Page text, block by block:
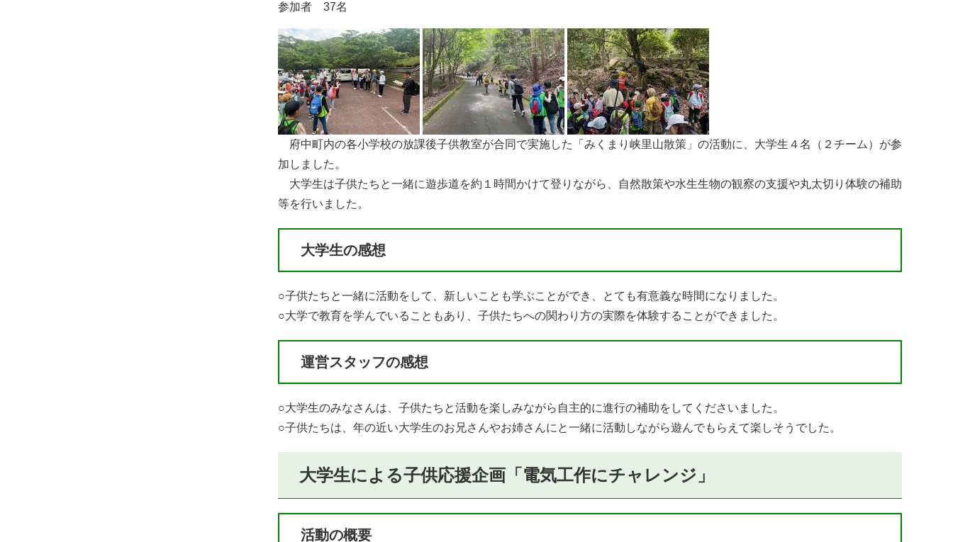
参加者 37名
府中町内の各小学校の放課後子供教室が合同で実施した「みくまり峡里山散策」の活動に、大学生４名（２チーム）が参
加しました。
大学生は子供たちと一緒に遊歩道を約１時間かけて登りながら、自然散策や水生生物の観察の支援や丸太切り体験の補助
等を行いました。
大学生の感想
○子供たちと一緒に活動をして、新しいことも学ぶことができ、とても有意義な時間になりました。
○大学で教育を学んでいることもあり、子供たちへの関わり方の実際を体験することができました。
運営スタッフの感想
○大学生のみなさんは、子供たちと活動を楽しみながら自主的に進行の補助をしてくださいました。
​○子供たちは、年の近い大学生のお兄さんやお姉さんにと一緒に活動しながら遊んでもらえて楽しそうでした。
大学生による子供応援企画「電気工作にチャレンジ」
活動の概要